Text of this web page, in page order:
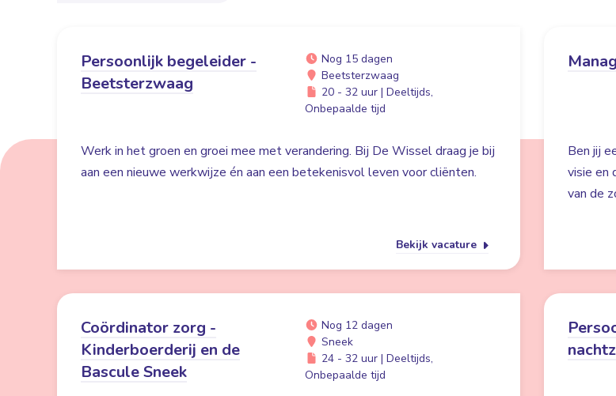
Persoonlijk begeleider -
Beetsterzwaag
Nog 15 dagen
Beetsterzwaag
20 - 32 uur | Deeltijds,
Onbepaalde tijd
Werk in het groen en groei mee met verandering. Bij De Wissel draag je bij
aan een nieuwe werkwijze én aan een betekenisvol leven voor cliënten.
Bekijk vacature
Ben jij
visie en
van de
Coördinator zorg -
Kinderboerderij en de
Bascule Sneek
Nog 12 dagen
Sneek
24 - 32 uur | Deeltijds,
Onbepaalde tijd